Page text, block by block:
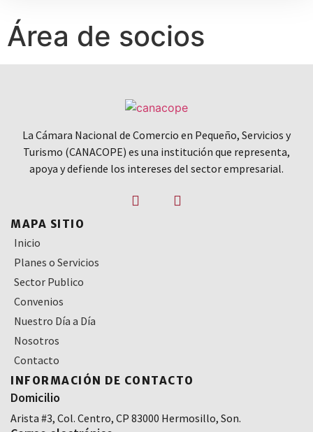
Área de socios
La Cámara Nacional de Comercio en Pequeño, Servicios y
Turismo (CANACOPE) es una institución que representa,
apoya y defiende los intereses del sector empresarial.
MAPA SITIO
Inicio
Planes o Servicios
Sector Publico
Convenios
Nuestro Día a Día
Nosotros
Contacto
INFORMACIÓN DE CONTACTO
Domicilio
Arista #3, Col. Centro, CP 83000 Hermosillo, Son.